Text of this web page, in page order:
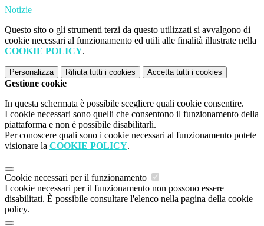
Notizie
Questo sito o gli strumenti terzi da questo utilizzati si avvalgono di
cookie necessari al funzionamento ed utili alle finalità illustrate nella
COOKIE POLICY.
Personalizza Rifiuta tutti i cookies Accetta tutti i cookies
Gestione cookie
In questa schermata è possibile scegliere quali cookie consentire.
I cookie necessari sono quelli che consentono il funzionamento della
piattaforma e non è possibile disabilitarli.
Per conoscere quali sono i cookie necessari al funzionamento potete
visionare la COOKIE POLICY.
Cookie necessari per il funzionamento
I cookie necessari per il funzionamento non possono essere
disabilitati. È possibile consultare l'elenco nella pagina della cookie
policy.